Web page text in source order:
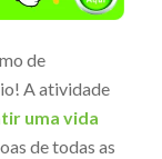
de
A atividade
uma vida
de todas as